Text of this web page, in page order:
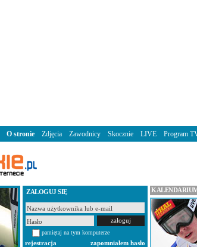
ZALOGUJ SIĘ
pamiętaj na tym komputerze
rejestracja
zapomniałem hasło
O stronie Zdjęcia Zawodnicy Skocznie LIVE Program